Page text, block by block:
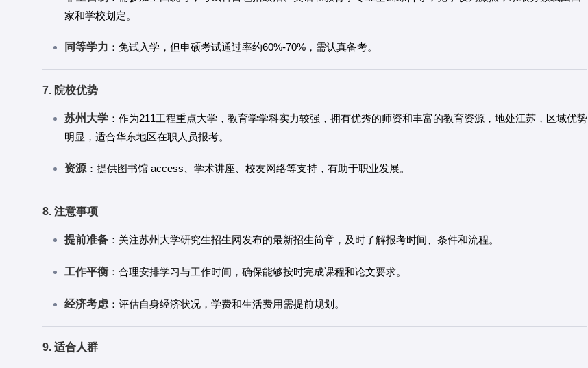
家和学校划定。
同等学力 ：免试入学，但申硕考试通过率约60%-70%，需认真备考。
7. 院校优势
苏州大学 ：作为211工程重点大学，教育学学科实力较强，拥有优秀的师资和丰富的教育资源，地处江苏，区域优势
明显，适合华东地区在职人员报考。
资源 ：提供图书馆 access、学术讲座、校友网络等支持，有助于职业发展。
8. 注意事项
提前准备 ：关注苏州大学研究生招生网发布的最新招生简章，及时了解报考时间、条件和流程。
工作平衡 ：合理安排学习与工作时间，确保能够按时完成课程和论文要求。
经济考虑 ：评估自身经济状况，学费和生活费用需提前规划。
9. 适合人群